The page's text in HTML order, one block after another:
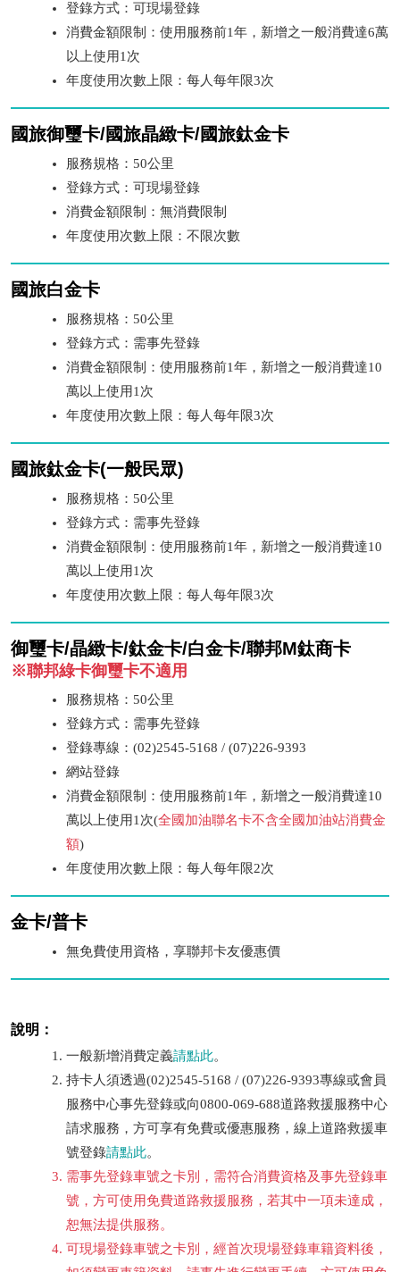
登錄方式：可現場登錄
消費金額限制：使用服務前1年，新增之一般消費達6萬
以上使用1次
年度使用次數上限：每人每年限3次
國旅御璽卡/國旅晶緻卡/國旅鈦金卡
服務規格：50公里
登錄方式：可現場登錄
消費金額限制：無消費限制
年度使用次數上限：不限次數
國旅白金卡
服務規格：50公里
登錄方式：需事先登錄
消費金額限制：使用服務前1年，新增之一般消費達10
萬以上使用1次
年度使用次數上限：每人每年限3次
國旅鈦金卡(一般民眾)
服務規格：50公里
登錄方式：需事先登錄
消費金額限制：使用服務前1年，新增之一般消費達10
萬以上使用1次
年度使用次數上限：每人每年限3次
御璽卡/晶緻卡/鈦金卡/白金卡/聯邦M鈦商卡
※聯邦綠卡御璽卡不適用
服務規格：50公里
登錄方式：需事先登錄
登錄專線：(02)2545-5168 / (07)226-9393
網站登錄
消費金額限制：使用服務前1年，新增之一般消費達10
萬以上使用1次(全國加油聯名卡不含全國加油站消費金
額)
年度使用次數上限：每人每年限2次
金卡/普卡
無免費使用資格，享聯邦卡友優惠價
說明：
一般新增消費定義請點此。
持卡人須透過(02)2545-5168 / (07)226-9393專線或會員
服務中心事先登錄或向0800-069-688道路救援服務中心
請求服務，方可享有免費或優惠服務，線上道路救援車
號登錄請點此。
需事先登錄車號之卡別，需符合消費資格及事先登錄車
號，方可使用免費道路救援服務，若其中一項未達成，
恕無法提供服務。
可現場登錄車號之卡別，經首次現場登錄車籍資料後，